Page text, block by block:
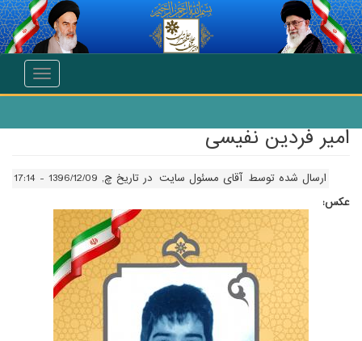
انتقال به محتوای اصلی
Toggle
امیر فردین نفیسی
ارسال شده توسط آقای مسئول سایت در تاریخ چ, 1396/12/09 - 17:14
عکس: